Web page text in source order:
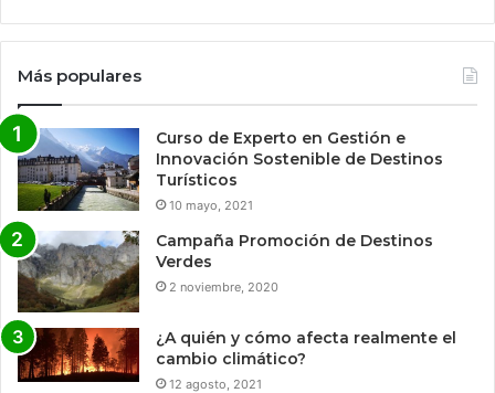
Más populares
Curso de Experto en Gestión e
Innovación Sostenible de Destinos
Turísticos
10 mayo, 2021
Campaña Promoción de Destinos
Verdes
2 noviembre, 2020
¿A quién y cómo afecta realmente el
cambio climático?
12 agosto, 2021